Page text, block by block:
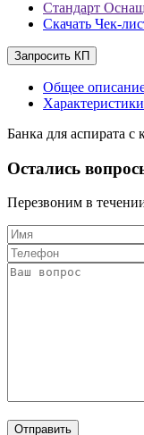
Стандарт
Скачать Чек-
Запросить КП
Общее
Характеристики
Банка для аспирата с
Остались
Перезвоним в